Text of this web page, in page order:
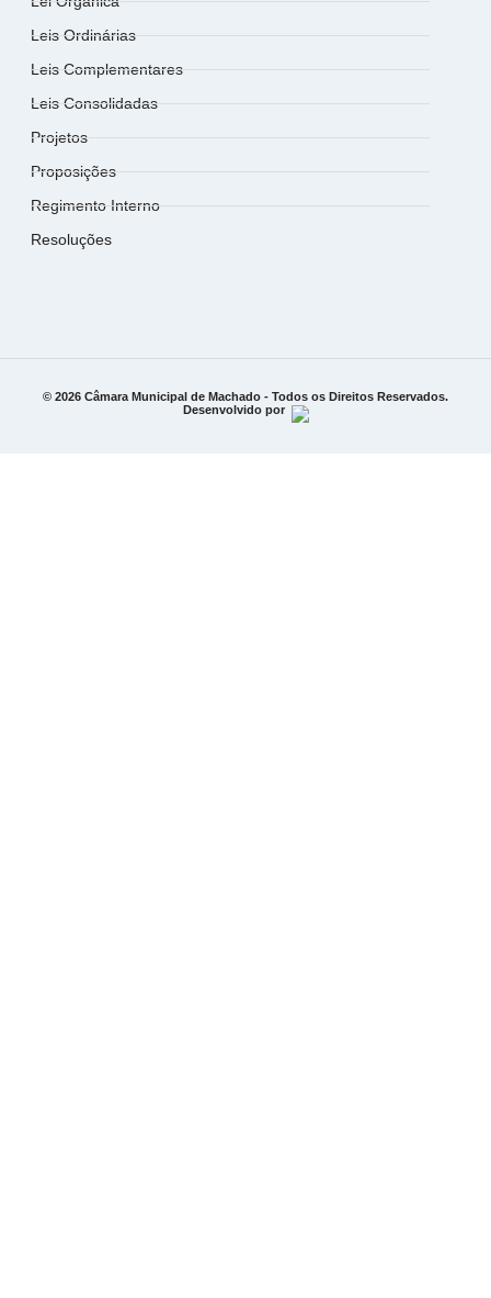
Leis Ordinárias
Leis Complementares
Leis Consolidadas
Projetos
Proposições
Regimento Interno
Resoluções
© 2026 Câmara Municipal de Machado - Todos os Direitos Reservados.
Desenvolvido por